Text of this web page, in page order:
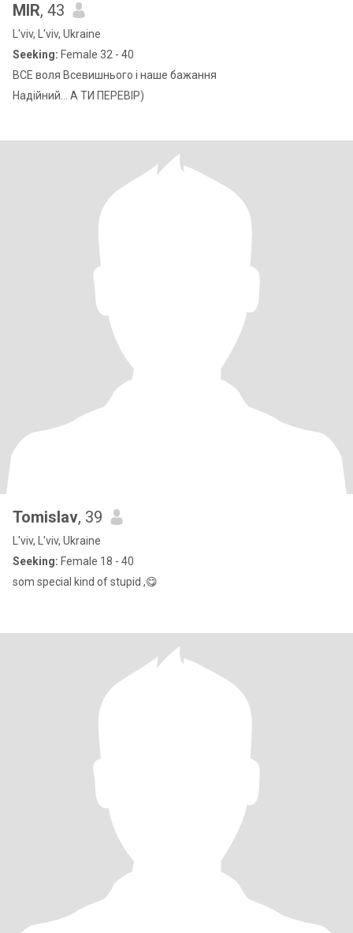
MIR, 43
L'viv, L'viv, Ukraine
Seeking: Female 32 - 40
ВСЕ воля Всевишнього і наше бажання
Надійний... А ТИ ПЕРЕВІР)
Tomislav, 39
L'viv, L'viv, Ukraine
Seeking: Female 18 - 40
som special kind of stupid ,😋